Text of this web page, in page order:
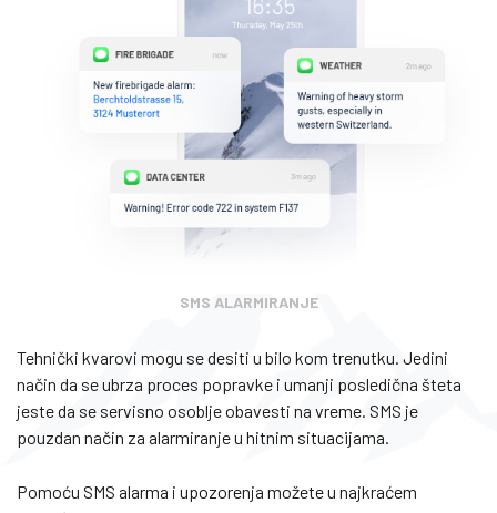
SMS ALARMIRANJE
Tehnički kvarovi mogu se desiti u bilo kom trenutku. Jedini
način da se ubrza proces popravke i umanji posledična šteta
jeste da se servisno osoblje obavesti na vreme. SMS je
pouzdan način za alarmiranje u hitnim situacijama.
Pomoću SMS alarma i upozorenja možete u najkraćem